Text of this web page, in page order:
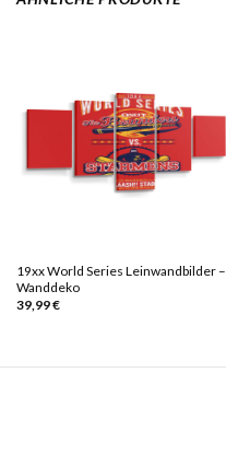
19xx World Series Leinwandbilder –
Wanddeko
39,99€